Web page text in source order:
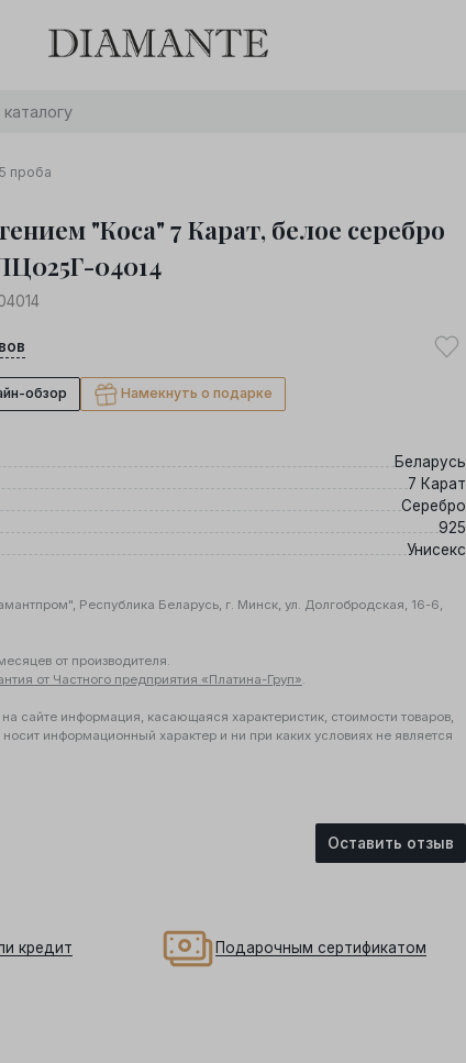
0 : 0 0
проба
"Коса" 7 Карат, белое серебро
04014
обзор Намекнуть о подарке
Беларусь
7 Карат
Серебро
925
Унисекс
Республика Беларусь, г. Минск, ул. Долгобродская, 16-6,
от производителя.
от Частного предприятия «Платина-Груп».
сайте информация, касающаяся характеристик, стоимости товаров,
информационный характер и ни при каких условиях не является
кредит Подарочным сертификатом
Оставить отзыв